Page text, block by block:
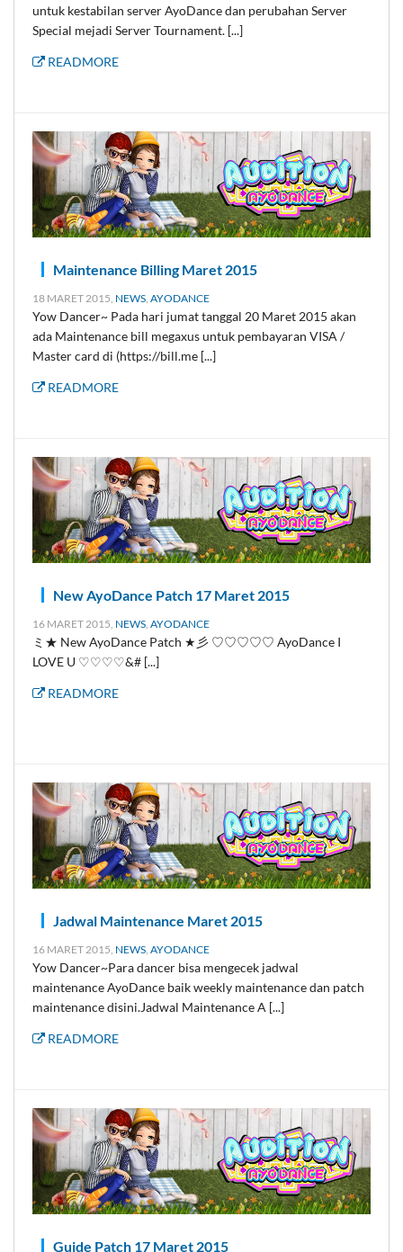
untuk kestabilan server AyoDance dan perubahan Server
Special mejadi Server Tournament. [...]
READMORE
Maintenance Billing Maret 2015
18 MARET 2015, NEWS, AYODANCE
Yow Dancer~ Pada hari jumat tanggal 20 Maret 2015 akan
ada Maintenance bill megaxus untuk pembayaran VISA /
Master card di (https://bill.me [...]
READMORE
New AyoDance Patch 17 Maret 2015
16 MARET 2015, NEWS, AYODANCE
ミ★ New AyoDance Patch ★彡 ♡♡♡♡♡ AyoDance I
LOVE U ♡♡♡♡&# [...]
READMORE
Jadwal Maintenance Maret 2015
16 MARET 2015, NEWS, AYODANCE
Yow Dancer~Para dancer bisa mengecek jadwal
maintenance AyoDance baik weekly maintenance dan patch
maintenance disini.Jadwal Maintenance A [...]
READMORE
Guide Patch 17 Maret 2015